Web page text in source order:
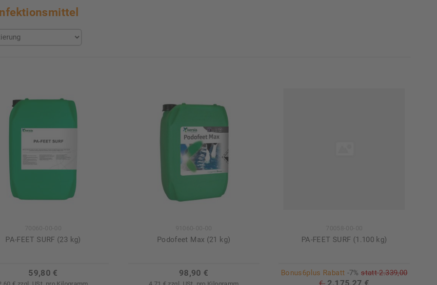
PA-FEET SURF (23 kg)
59,80 €
Podofeet Max (21 kg)
98,90 €
PA-FEET SURF (1.100 kg)
Bonus6plus Rabatt -7%statt2.339,00
2.175,27 €